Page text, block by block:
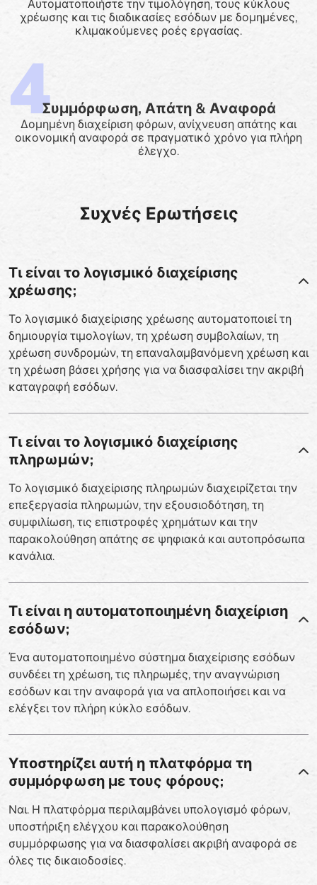
Αυτοματοποιήστε την τιμολόγηση, τους κύκλους
χρέωσης και τις διαδικασίες εσόδων με δομημένες,
κλιμακούμενες ροές εργασίας.
Συμμόρφωση, Απάτη & Αναφορά
Δομημένη διαχείριση φόρων, ανίχνευση απάτης και
οικονομική αναφορά σε πραγματικό χρόνο για πλήρη
έλεγχο.
Συχνές Ερωτήσεις
Τι είναι το λογισμικό διαχείρισης
χρέωσης;
Το λογισμικό διαχείρισης χρέωσης αυτοματοποιεί τη
δημιουργία τιμολογίων, τη χρέωση συμβολαίων, τη
χρέωση συνδρομών, τη επαναλαμβανόμενη χρέωση και
τη χρέωση βάσει χρήσης για να διασφαλίσει την ακριβή
καταγραφή εσόδων.
Τι είναι το λογισμικό διαχείρισης
πληρωμών;
Το λογισμικό διαχείρισης πληρωμών διαχειρίζεται την
επεξεργασία πληρωμών, την εξουσιοδότηση, τη
συμφιλίωση, τις επιστροφές χρημάτων και την
παρακολούθηση απάτης σε ψηφιακά και αυτοπρόσωπα
κανάλια.
Τι είναι η αυτοματοποιημένη διαχείριση
εσόδων;
Ένα αυτοματοποιημένο σύστημα διαχείρισης εσόδων
συνδέει τη χρέωση, τις πληρωμές, την αναγνώριση
εσόδων και την αναφορά για να απλοποιήσει και να
ελέγξει τον πλήρη κύκλο εσόδων.
Υποστηρίζει αυτή η πλατφόρμα τη
συμμόρφωση με τους φόρους;
Ναι. Η πλατφόρμα περιλαμβάνει υπολογισμό φόρων,
υποστήριξη ελέγχου και παρακολούθηση
συμμόρφωσης για να διασφαλίσει ακριβή αναφορά σε
όλες τις δικαιοδοσίες.